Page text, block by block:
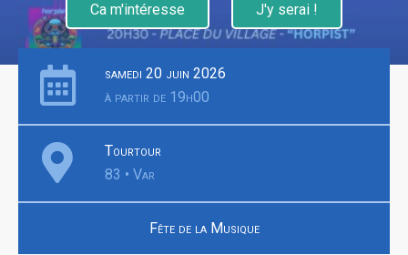
Ca m'intéresse J'y serai !
samedi 20 juin 2026
à partir de 19h00
Tourtour
83 • Var
Fête de la Musique